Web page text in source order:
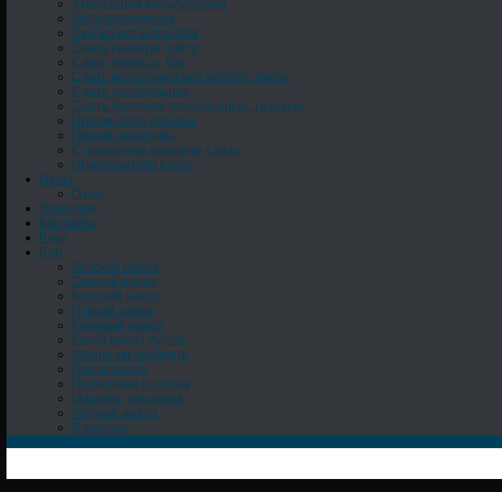
Утилизация металлолома
Металоприемник
Скупка металлолома
Сдать газовую плиту
Сдать емкость, бак
Cдать металлические ворота, дверь
Сдать холодильник
Сдать баллоны кислородные, газовые
Прием сетки рабицы
Прием арматуры
Стиральную машинку сдать
Огнетушители сдать
Цены
О нас
Лицензия
Контакты
Блог
Био
Конский навоз
Свиной навоз
Коровий навоз
Птичий навоз
Куриный навоз
Какой навоз лучше
Можно ли удобрять
Для огорода
Подкормка огорода
Машина, мешалка
Жидкий навоз
В мешках